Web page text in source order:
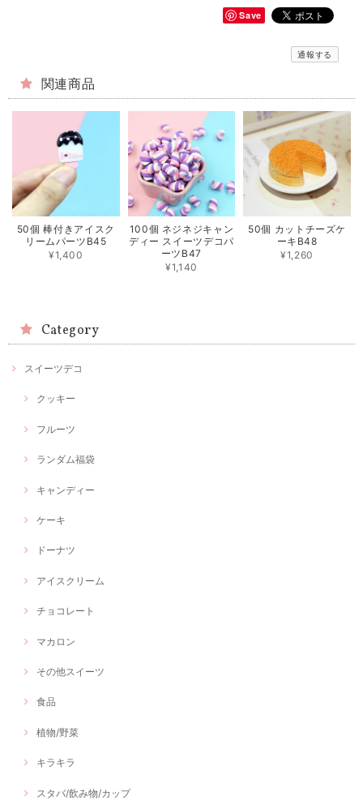
Save
通報する
関連商品
50個 棒付きアイスク
リームパーツB45
¥1,400
100個 ネジネジキャン
ディー スイーツデコパ
ーツB47
¥1,140
50個 カットチーズケ
ーキB48
¥1,260
Category
スイーツデコ
クッキー
フルーツ
ランダム福袋
キャンディー
ケーキ
ドーナツ
アイスクリーム
チョコレート
マカロン
その他スイーツ
食品
植物/野菜
キラキラ
スタバ/飲み物/カップ